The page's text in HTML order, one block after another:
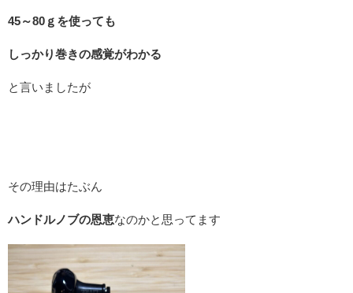
45～80ｇを使っても
しっかり巻きの感覚がわかる
と言いましたが
その理由はたぶん
ハンドルノブの恩恵なのかと思ってます